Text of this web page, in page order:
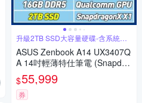
升級2TB SSD大容量硬碟-含系統轉
移
ASUS Zenbook A14 UX3407Q
A 14吋輕薄特仕筆電 (Snapdra
gon X X1 26 100/16GB/2TB S
SD/OLED/冰岩灰)
$55,999
券